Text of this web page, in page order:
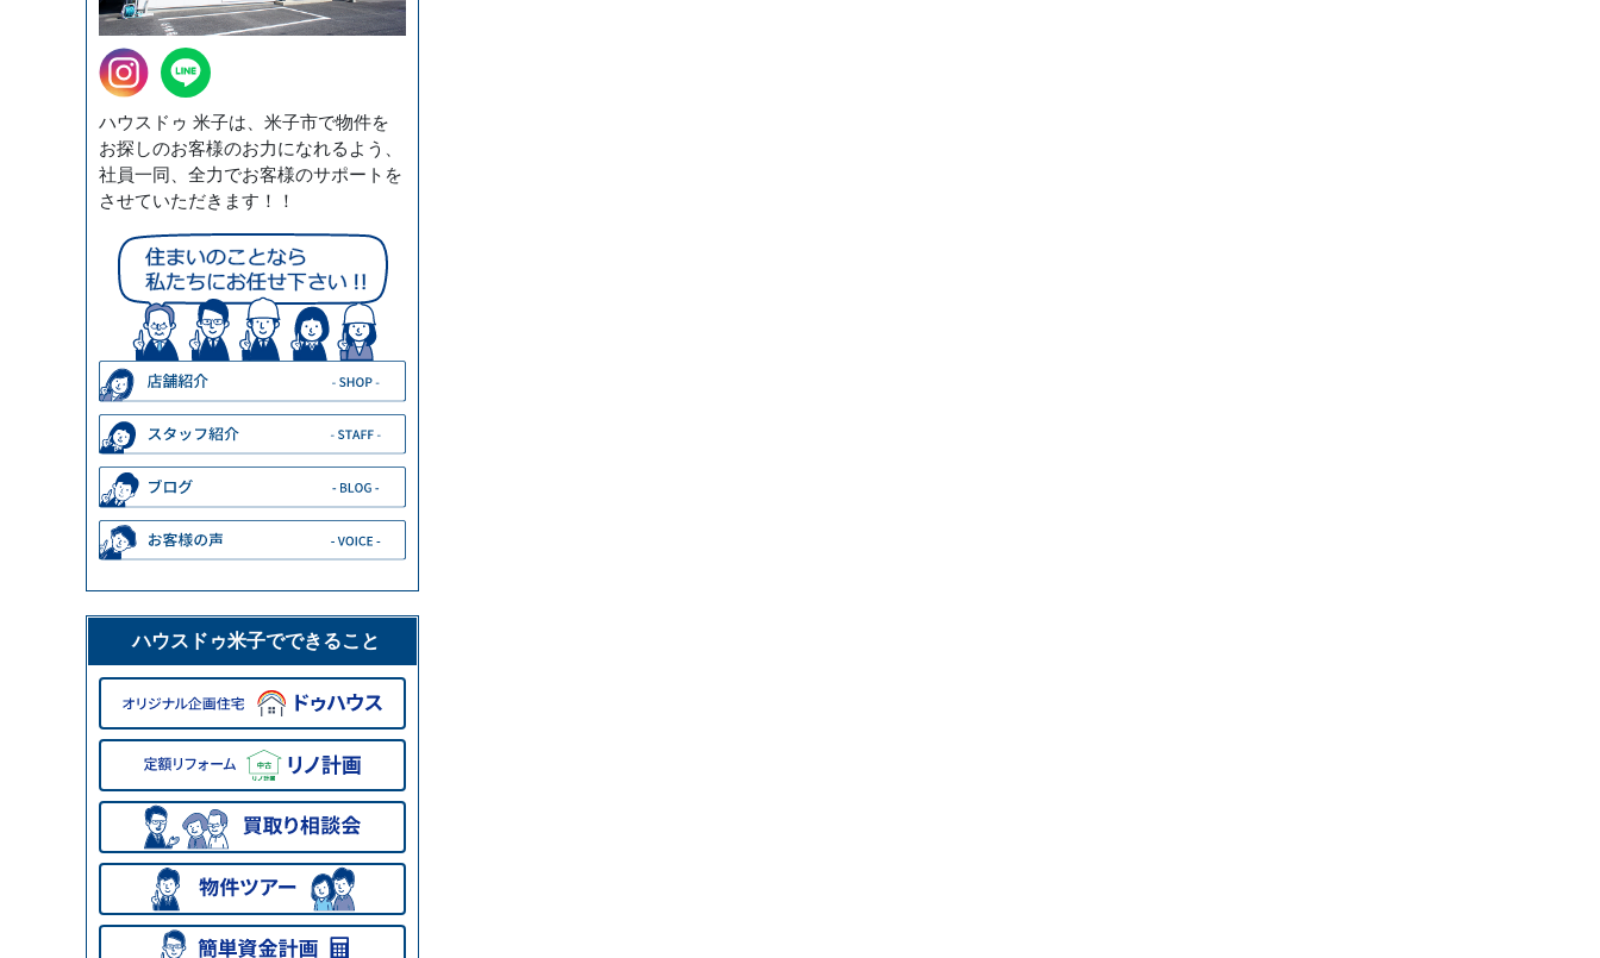
ハウスドゥ 米子は、米子市で物件を
お探しのお客様のお力になれるよう、
社員一同、全力でお客様のサポートを
させていただきます！！
ハウスドゥ米子でできること